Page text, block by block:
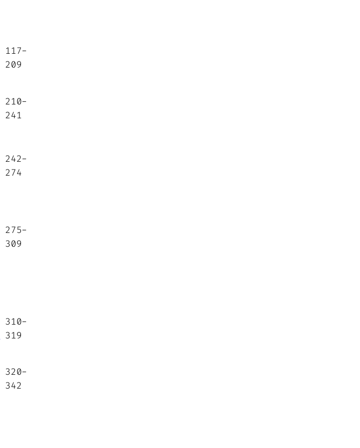
117-
209
210-
241
242-
274
275-
309
310-
319
320-
342